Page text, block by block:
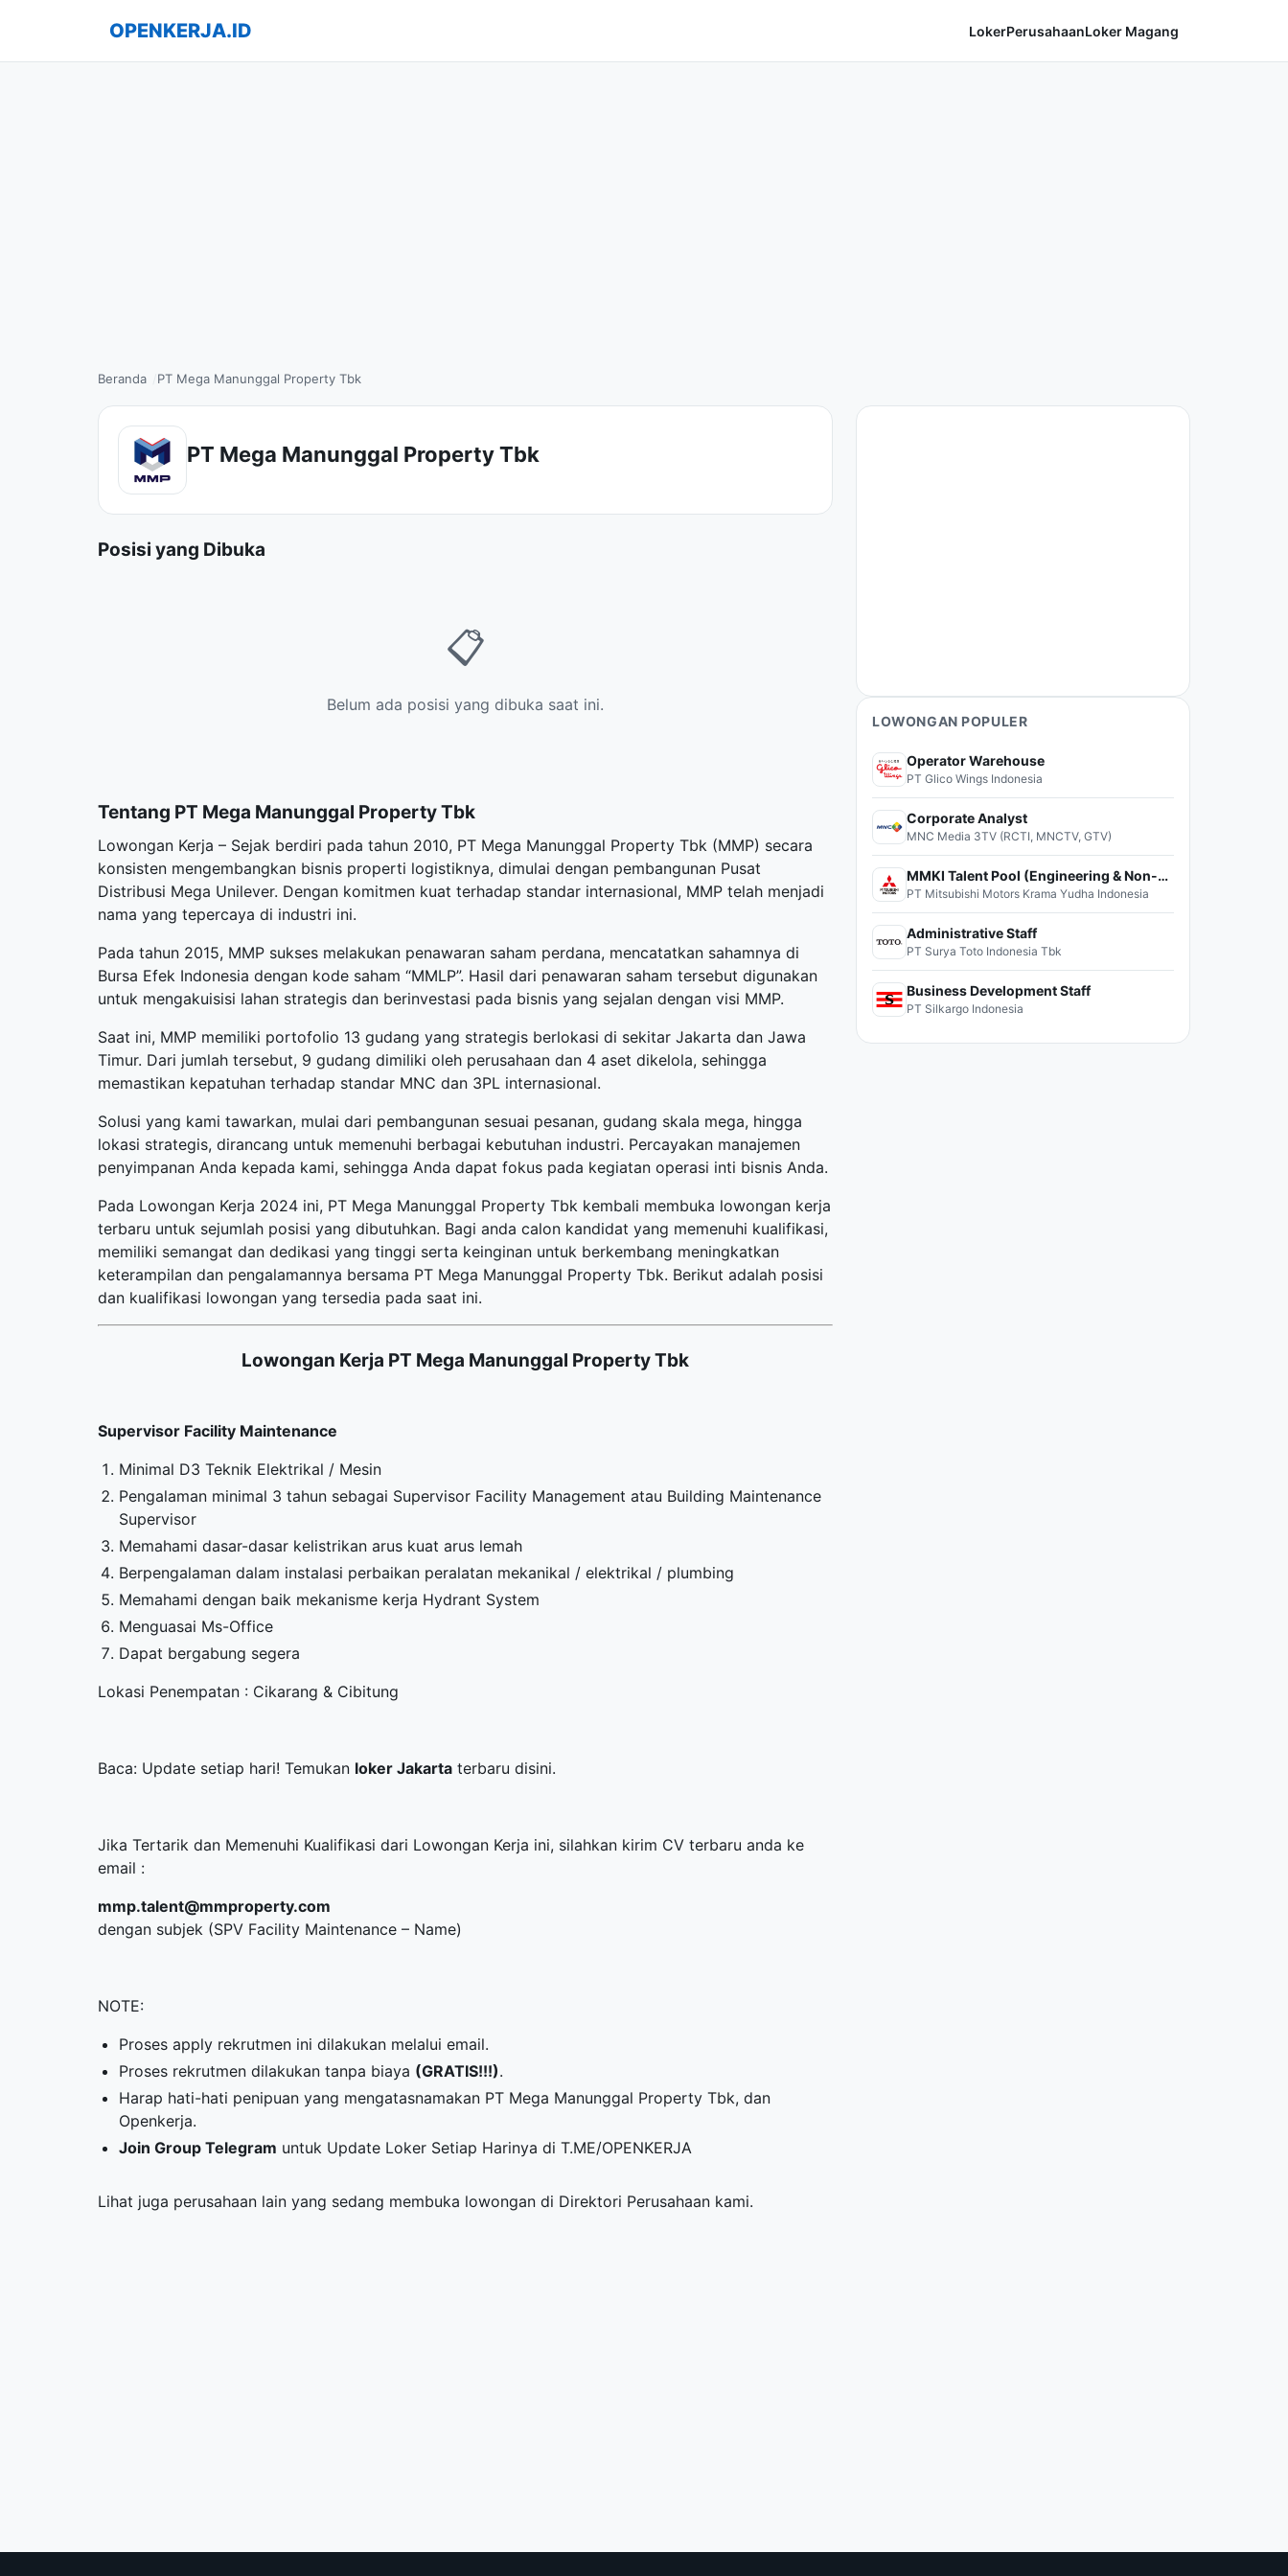
OPENKERJA.ID LokerPerusahaanLoker Magang
Beranda PT Mega Manunggal Property Tbk
PT Mega Manunggal Property Tbk
Posisi yang Dibuka
📋
Belum ada posisi yang dibuka saat ini.
Tentang PT Mega Manunggal Property Tbk
Lowongan Kerja – Sejak berdiri pada tahun 2010, PT Mega Manunggal Property Tbk (MMP) secara
konsisten mengembangkan bisnis properti logistiknya, dimulai dengan pembangunan Pusat
Distribusi Mega Unilever. Dengan komitmen kuat terhadap standar internasional, MMP telah menjadi
nama yang tepercaya di industri ini.
Pada tahun 2015, MMP sukses melakukan penawaran saham perdana, mencatatkan sahamnya di
Bursa Efek Indonesia dengan kode saham “MMLP”. Hasil dari penawaran saham tersebut digunakan
untuk mengakuisisi lahan strategis dan berinvestasi pada bisnis yang sejalan dengan visi MMP.
Saat ini, MMP memiliki portofolio 13 gudang yang strategis berlokasi di sekitar Jakarta dan Jawa
Timur. Dari jumlah tersebut, 9 gudang dimiliki oleh perusahaan dan 4 aset dikelola, sehingga
memastikan kepatuhan terhadap standar MNC dan 3PL internasional.
Solusi yang kami tawarkan, mulai dari pembangunan sesuai pesanan, gudang skala mega, hingga
lokasi strategis, dirancang untuk memenuhi berbagai kebutuhan industri. Percayakan manajemen
penyimpanan Anda kepada kami, sehingga Anda dapat fokus pada kegiatan operasi inti bisnis Anda.
Pada Lowongan Kerja 2024 ini, PT Mega Manunggal Property Tbk kembali membuka lowongan kerja
terbaru untuk sejumlah posisi yang dibutuhkan. Bagi anda calon kandidat yang memenuhi kualifikasi,
memiliki semangat dan dedikasi yang tinggi serta keinginan untuk berkembang meningkatkan
keterampilan dan pengalamannya bersama PT Mega Manunggal Property Tbk. Berikut adalah posisi
dan kualifikasi lowongan yang tersedia pada saat ini.
Lowongan Kerja PT Mega Manunggal Property Tbk
Supervisor Facility Maintenance
Minimal D3 Teknik Elektrikal / Mesin
Pengalaman minimal 3 tahun sebagai Supervisor Facility Management atau Building Maintenance
Supervisor
Memahami dasar-dasar kelistrikan arus kuat arus lemah
Berpengalaman dalam instalasi perbaikan peralatan mekanikal / elektrikal / plumbing
Memahami dengan baik mekanisme kerja Hydrant System
Menguasai Ms-Office
Dapat bergabung segera
Lokasi Penempatan : Cikarang & Cibitung
Baca: Update setiap hari! Temukan loker Jakarta terbaru disini.
Jika Tertarik dan Memenuhi Kualifikasi dari Lowongan Kerja ini, silahkan kirim CV terbaru anda ke
email :
mmp.talent@mmproperty.com
dengan subjek (SPV Facility Maintenance – Name)
NOTE:
Proses apply rekrutmen ini dilakukan melalui email.
Proses rekrutmen dilakukan tanpa biaya (GRATIS!!!).
Harap hati-hati penipuan yang mengatasnamakan PT Mega Manunggal Property Tbk, dan
Openkerja.
Join Group Telegram untuk Update Loker Setiap Harinya diT.ME/OPENKERJA
Lihat juga perusahaan lain yang sedang membuka lowongan di Direktori Perusahaan kami.
LOWONGAN POPULER
Operator Warehouse
PT Glico Wings Indonesia
Corporate Analyst
MNC Media 3TV (RCTI, MNCTV, GTV)
MMKI Talent Pool (Engineering & Non-Engineering)
PT Mitsubishi Motors Krama Yudha Indonesia
Administrative Staff
PT Surya Toto Indonesia Tbk
Business Development Staff
PT Silkargo Indonesia